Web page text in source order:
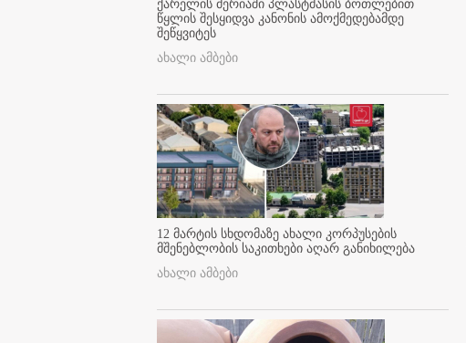
ქარელის მერიაში პლასტმასის ბოთლებით
წყლის შესყიდვა კანონის ამოქმედებამდე
შეწყვიტეს
ახალი ამბები
12 მარტის სხდომაზე ახალი კორპუსების
მშენებლობის საკითხები აღარ განიხილება
ახალი ამბები